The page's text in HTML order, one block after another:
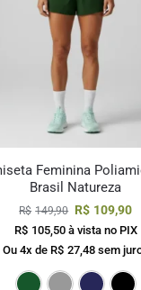
Feminina
Brasil Natureza
R$ 149,90 R$ 109,90
R$ 105,50 à vista no PIX
Ou 4x de R$ 27,48 sem
Verde